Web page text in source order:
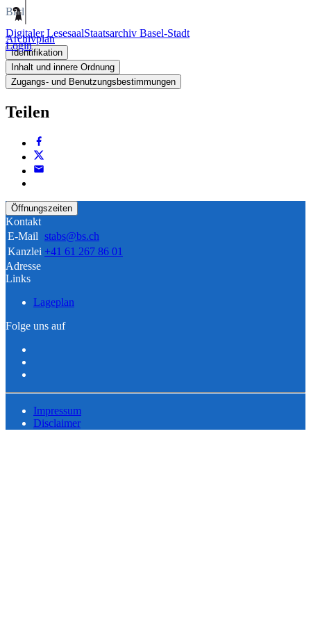
Digitaler LesesaalStaatsarchiv Basel-Stadt
Login
Bild
Archivplan
Identifikation
Inhalt und innere Ordnung
Zugangs- und Benutzungsbestimmungen
Teilen
Öffnungszeiten
Kontakt
E-Mail stabs@bs.ch
Kanzlei +41 61 267 86 01
Adresse
Links
Lageplan
Folge uns auf
Impressum
Disclaimer